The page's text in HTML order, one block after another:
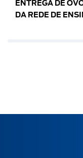
ENTREGA DE
DA REDE DE